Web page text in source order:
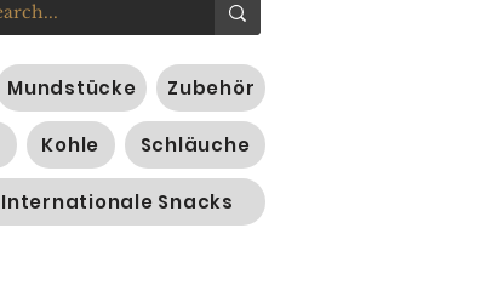
Mundstücke Zubehör
Kohle Schläuche
Internationale Snacks